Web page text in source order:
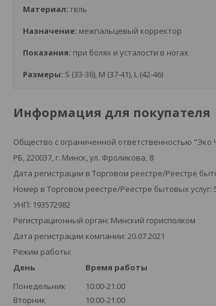
Материал: гель
Назначение: межпальцевый корректор
Показания: при болях и усталости в ногах
Размеры: S (33-36), M (37-41), L (42-46)
Информация для покупателя
Общество с ограниченной ответственностью "Эко
РБ, 220037, г. Минск, ул. Фроликова, 8
Дата регистрации в Торговом реестре/Реестре
Номер в Торговом реестре/Реестре бытовых услуг:
УНП: 193572982
Регистрационный орган: Минский горисполком
Дата регистрации компании: 20.07.2021
Режим работы:
День
Время работы
Понедельник
10:00-21:00
Вторник
10:00-21:00